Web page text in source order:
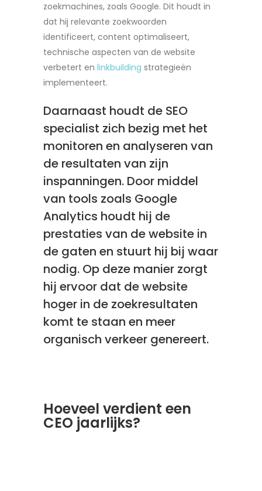
zoekmachines, zoals Google. Dit houdt in
dat hij relevante zoekwoorden
identificeert, content optimaliseert,
technische aspecten van de website
verbetert en linkbuilding strategieën
implementeert.
Daarnaast houdt de SEO
specialist zich bezig met het
monitoren en analyseren van
de resultaten van zijn
inspanningen. Door middel
van tools zoals Google
Analytics houdt hij de
prestaties van de website in
de gaten en stuurt hij bij waar
nodig. Op deze manier zorgt
hij ervoor dat de website
hoger in de zoekresultaten
komt te staan en meer
organisch verkeer genereert.
Hoeveel verdient een
CEO jaarlijks?